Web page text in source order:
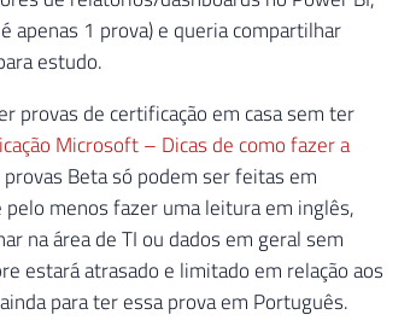
1 prova) e queria compartilhar
estudo.
provas de certificação em casa sem ter
Microsoft – Dicas de como fazer a
Beta só podem ser feitas em
pelo menos fazer uma leitura em inglês,
na área de TI ou dados em geral sem
estará atrasado e limitado em relação aos
para ter essa prova em Português.